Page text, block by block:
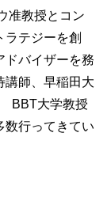
准教授とコン
テジーを創
ドバイザーを務
講師、早稲田大
BBT大学教授
数行ってきてい